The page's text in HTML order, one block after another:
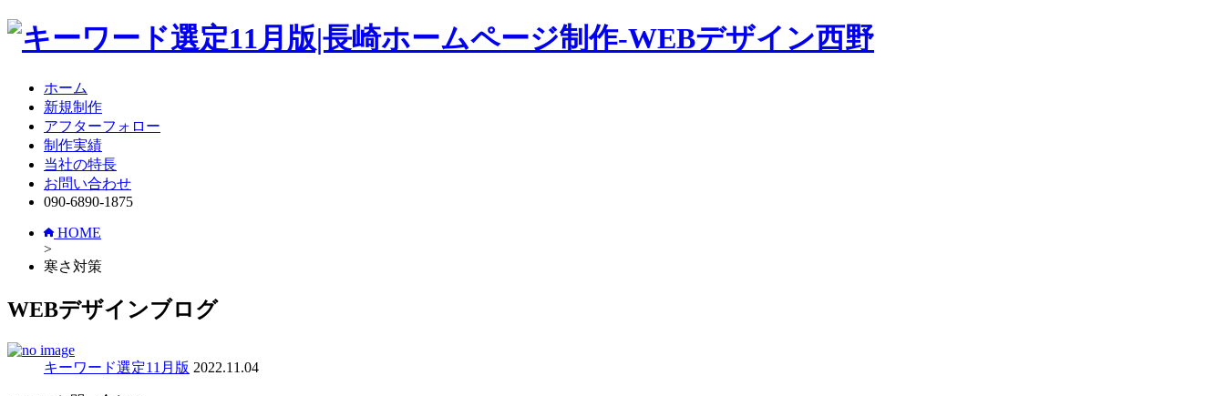
ホーム
新規制作
アフターフォロー
制作実績
当社の特長
お問い合わせ
090-6890-1875
HOME
>
寒さ対策
WEBデザインブログ
キーワード選定11月版 2022.11.04